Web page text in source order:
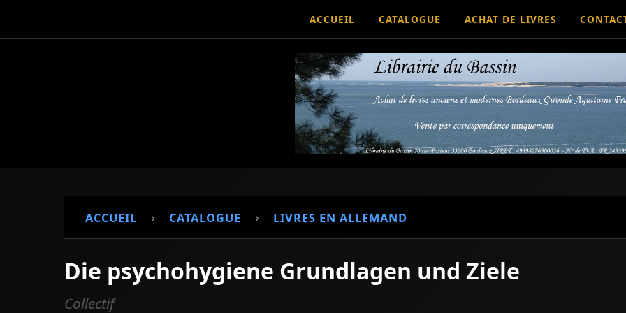
ACCUEIL CATALOGUE ACHAT DE LIVRES
ACCUEIL › CATALOGUE › LIVRES EN ALLEMAND
Die psychohygiene Grundlagen und Ziele
Collectif